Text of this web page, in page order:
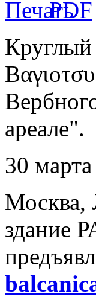
ареале".
30
Москва,
здание